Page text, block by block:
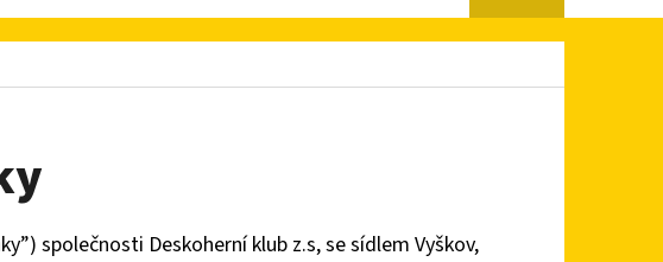
společnosti Deskoherní klub z.s, se sídlem Vyškov,